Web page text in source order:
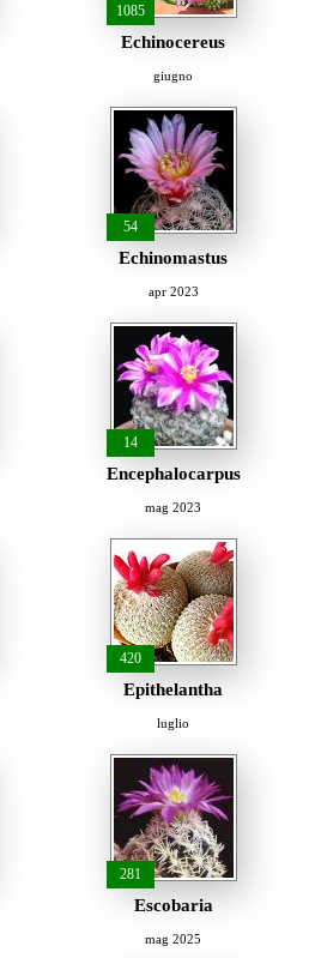
1085
Echinocereus
giugno
54
Echinomastus
apr 2023
14
Encephalocarpus
mag 2023
420
Epithelantha
luglio
281
Escobaria
mag 2025